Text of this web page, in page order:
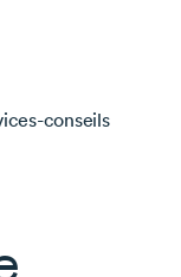
conseils